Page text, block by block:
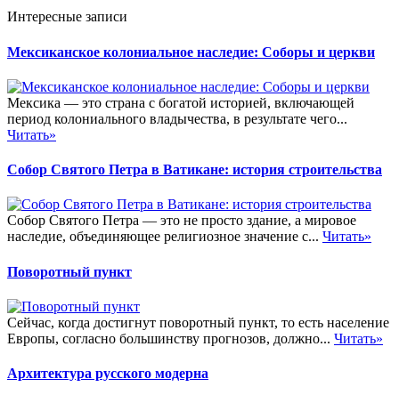
Интересные записи
Мексиканское колониальное наследие: Соборы и церкви
Мексика — это страна с богатой историей, включающей
период колониального владычества, в результате чего...
Читать»
Собор Святого Петра в Ватикане: история строительства
Собор Святого Петра — это не просто здание, а мировое
наследие, объединяющее религиозное значение с... Читать»
Поворотный пункт
Сейчас, когда достигнут поворотный пункт, то есть население
Европы, согласно большинству прогнозов, должно... Читать»
Архитектура русского модерна